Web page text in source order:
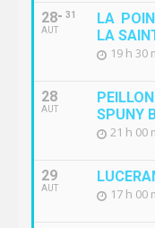
28
AUT
31
LA
LA
19 h 30
28
AUT
SPUNY
21 h 00
29
AUT 17 h 00